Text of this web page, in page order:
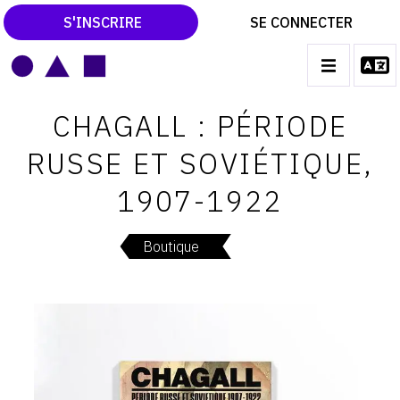
S'INSCRIRE SE CONNECTER
navigation
CATALOGUES RAISONNÉS
LES EXPOSITIONS
LES VERNISSAGES
ARCHIVES DES EXPOSITIONS
CHAGALL : PÉRIODE
RUSSE ET SOVIÉTIQUE,
1907-1922
Boutique